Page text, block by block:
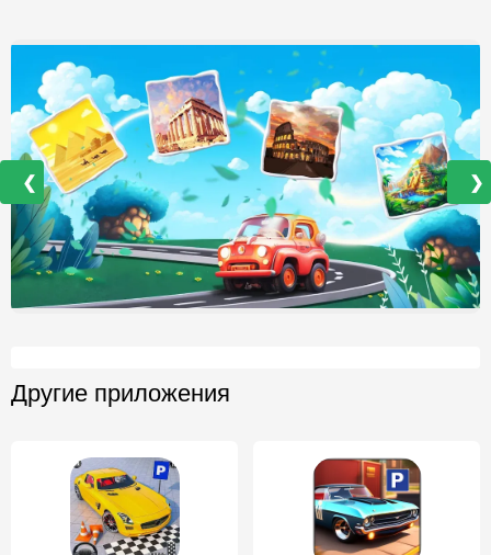
❮ ❯
Другие приложения